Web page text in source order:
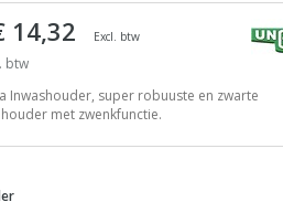
14,32 Excl. btw
btw
Inwashouder, super robuuste en zwarte
met zwenkfunctie.